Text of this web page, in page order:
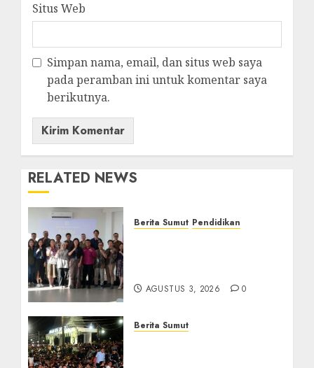
Situs Web
Simpan nama, email, dan situs web saya
pada peramban ini untuk komentar saya
berikutnya.
RELATED NEWS
Berita Sumut Pendidikan
AGUSTUS 3, 2026 0
Berita Sumut